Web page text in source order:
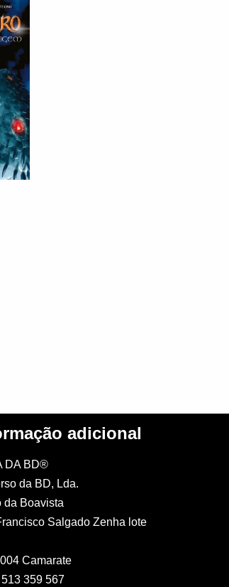
adicional
DA BD®
da BD, Lda.
da Boavista
Salgado Zenha lote
Camarate
513 359 567